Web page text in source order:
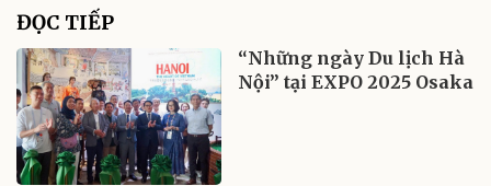
ĐỌC TIẾP
“Những ngày Du lịch Hà
Nội” tại EXPO 2025 Osaka